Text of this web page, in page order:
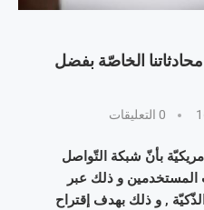
الخاصّة بفضل
0 التعليقات
بأنّ شبكة التّواصل
المستخدمين و ذلك عبر
, و ذلك بهدف إقتراح